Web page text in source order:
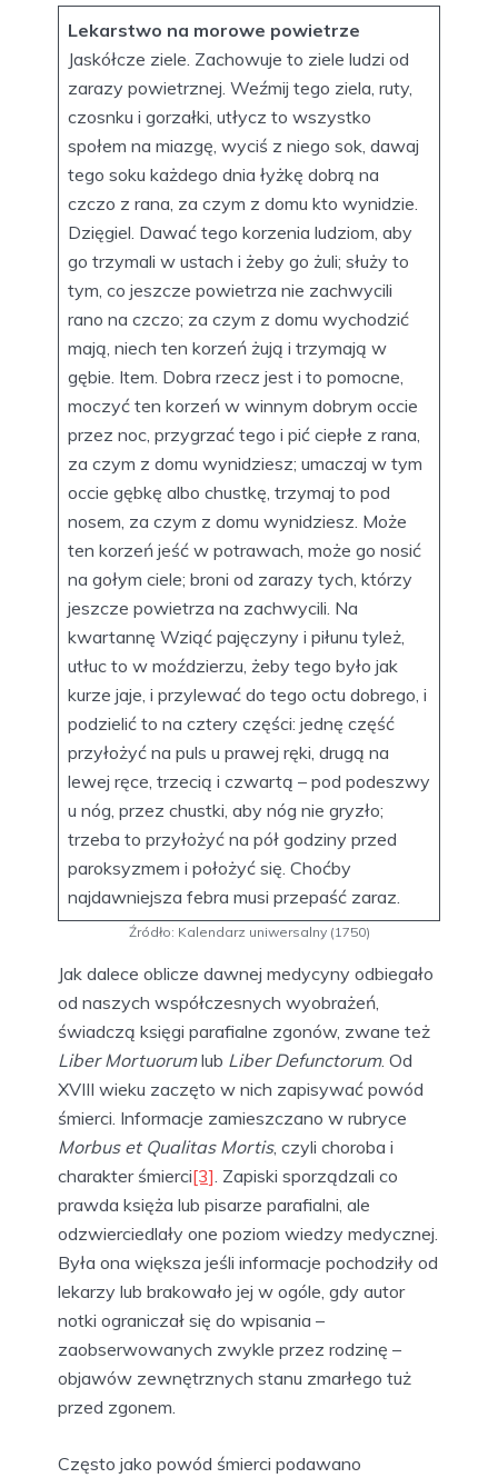
Lekarstwo na morowe powietrze
Jaskółcze ziele. Zachowuje to ziele ludzi od
zarazy powietrznej. Weźmij tego ziela, ruty,
czosnku i gorzałki, utłycz to wszystko
społem na miazgę, wyciś z niego sok, dawaj
tego soku każdego dnia łyżkę dobrą na
czczo z rana, za czym z domu kto wynidzie.
Dzięgiel. Dawać tego korzenia ludziom, aby
go trzymali w ustach i żeby go żuli; służy to
tym, co jeszcze powietrza nie zachwycili
rano na czczo; za czym z domu wychodzić
mają, niech ten korzeń żują i trzymają w
gębie. Item. Dobra rzecz jest i to pomocne,
moczyć ten korzeń w winnym dobrym occie
przez noc, przygrzać tego i pić ciepłe z rana,
za czym z domu wynidziesz; umaczaj w tym
occie gębkę albo chustkę, trzymaj to pod
nosem, za czym z domu wynidziesz. Może
ten korzeń jeść w potrawach, może go nosić
na gołym ciele; broni od zarazy tych, którzy
jeszcze powietrza na zachwycili. Na
kwartannę Wziąć pajęczyny i piłunu tyleż,
utłuc to w moździerzu, żeby tego było jak
kurze jaje, i przylewać do tego octu dobrego, i
podzielić to na cztery części: jednę część
przyłożyć na puls u prawej ręki, drugą na
lewej ręce, trzecią i czwartą – pod podeszwy
u nóg, przez chustki, aby nóg nie gryzło;
trzeba to przyłożyć na pół godziny przed
paroksyzmem i położyć się. Choćby
najdawniejsza febra musi przepaść zaraz.
Źródło: Kalendarz uniwersalny (1750)
Jak dalece oblicze dawnej medycyny odbiegało
od naszych współczesnych wyobrażeń,
świadczą księgi parafialne zgonów, zwane też
Liber Mortuorumlub Liber Defunctorum. Od
XVIII wieku zaczęto w nich zapisywać powód
śmierci. Informacje zamieszczano w rubryce
Morbus et Qualitas Mortis, czyli choroba i
charakter śmierci[3]. Zapiski sporządzali co
prawda księża lub pisarze parafialni, ale
odzwierciedlały one poziom wiedzy medycznej.
Była ona większa jeśli informacje pochodziły od
lekarzy lub brakowało jej w ogóle, gdy autor
notki ograniczał się do wpisania –
zaobserwowanych zwykle przez rodzinę –
objawów zewnętrznych stanu zmarłego tuż
przed zgonem.
Często jako powód śmierci podawano